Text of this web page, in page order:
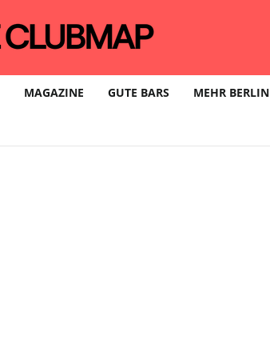
MAGAZINE GUTE BARS MEHR BERLIN